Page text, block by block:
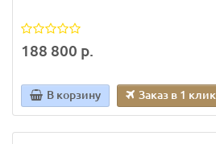
188 800 р.
В корзину Заказ в 1 клик